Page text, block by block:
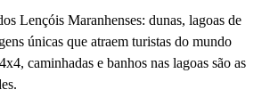
Lençóis Maranhenses: dunas, lagoas de
únicas que atraem turistas do mundo
caminhadas e banhos nas lagoas são as